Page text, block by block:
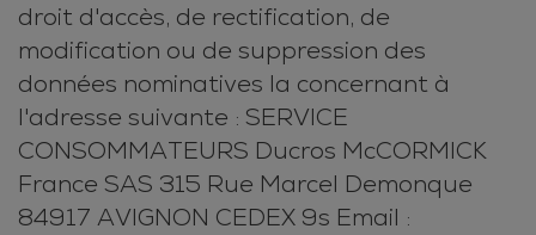
droit d'accès, de rectification, de
modification ou de suppression des
données nominatives la concernant à
l'adresse suivante : SERVICE
CONSOMMATEURS Ducros McCORMICK
France SAS 315 Rue Marcel Demonque
84917 AVIGNON CEDEX 9s Email :